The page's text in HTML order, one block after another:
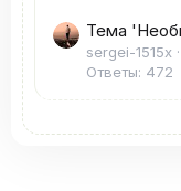
Тема
sergei-1515x
Ответы: 472